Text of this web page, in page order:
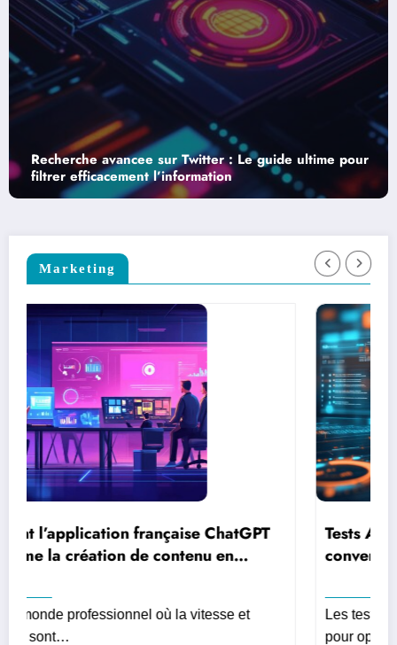
pour
Facebook comme outil pedagogique : les 12
questions les plus courantes, reponses et
pratiques
Marketing
et
Tests A/B avancés : Optimisez vos
conversions avec Google Analytics, le
Les tests A/B constituent une approche